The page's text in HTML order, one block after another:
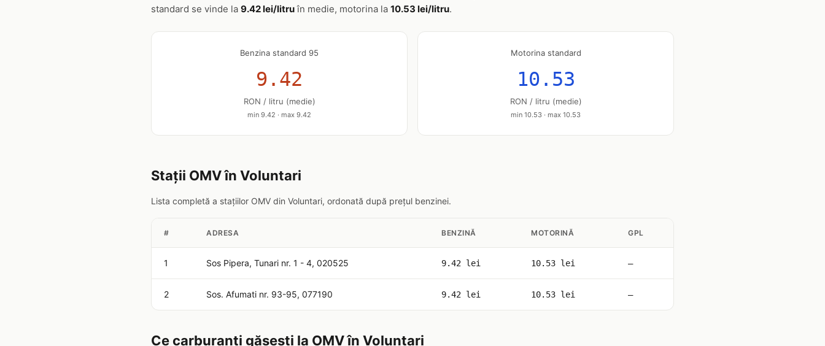
standard se vinde la 9.42 lei/litruîn medie, motorina la 10.53 lei/litru.
Benzina standard 95
9.42
RON / litru (medie)
min 9.42 · max 9.42
Motorina standard
10.53
RON / litru (medie)
min 10.53 · max 10.53
Stații OMV în Voluntari
Lista completă a stațiilor OMV din Voluntari, ordonată după prețul benzinei.
# ADRESA BENZINĂ MOTORINĂ GPL
1 Sos Pipera, Tunari nr. 1 - 4, 020525 9.42 lei 10.53 lei —
2 Sos. Afumati nr. 93-95, 077190 9.42 lei 10.53 lei —
Ce carburanți găsești la OMV în Voluntari